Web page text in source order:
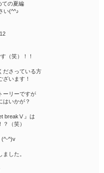
ての夏編
い(^^♪
（笑）！！
ださっている方
ざいます！
ーリーですが
はいかが？
breakⅤ』は
（笑）
(^-^)v
した。